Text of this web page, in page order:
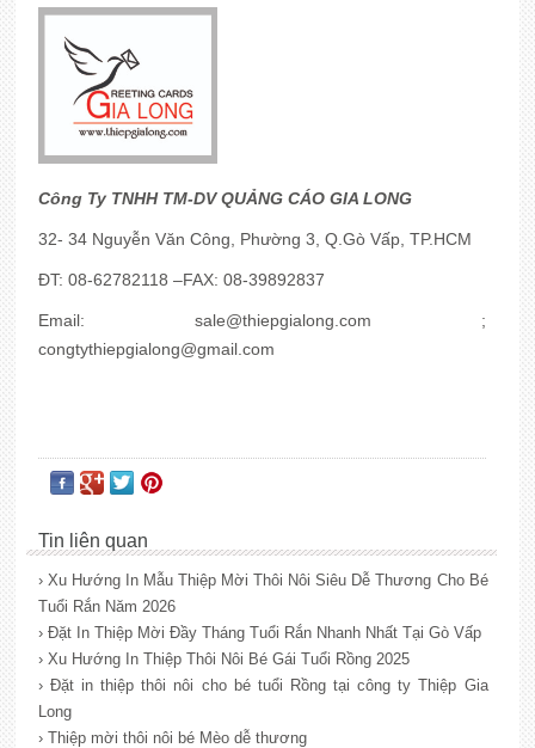
Công Ty TNHH TM-DV QUẢNG CÁO GIA LONG
32- 34 Nguyễn Văn Công, Phường 3, Q.Gò Vấp, TP.HCM
ĐT: 08-62782118 –FAX: 08-39892837
Email: sale@thiepgialong.com ;
congtythiepgialong@gmail.com
Tin liên quan
› Xu Hướng In Mẫu Thiệp Mời Thôi Nôi Siêu Dễ Thương Cho Bé
Tuổi Rắn Năm 2026
› Đặt In Thiệp Mời Đầy Tháng Tuổi Rắn Nhanh Nhất Tại Gò Vấp
› Xu Hướng In Thiệp Thôi Nôi Bé Gái Tuổi Rồng 2025
› Đặt in thiệp thôi nôi cho bé tuổi Rồng tại công ty Thiệp Gia
Long
› Thiệp mời thôi nôi bé Mèo dễ thương